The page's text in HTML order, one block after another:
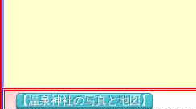
【温泉神社の写真と地図】